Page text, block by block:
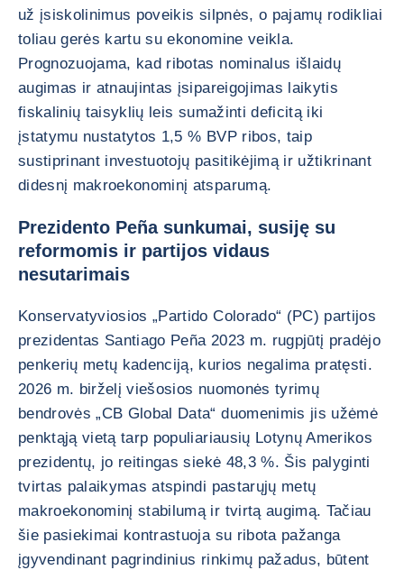
už įsiskolinimus poveikis silpnės, o pajamų rodikliai
toliau gerės kartu su ekonomine veikla.
Prognozuojama, kad ribotas nominalus išlaidų
augimas ir atnaujintas įsipareigojimas laikytis
fiskalinių taisyklių leis sumažinti deficitą iki
įstatymu nustatytos 1,5 % BVP ribos, taip
sustiprinant investuotojų pasitikėjimą ir užtikrinant
didesnį makroekonominį atsparumą.
Prezidento Peña sunkumai, susiję su
reformomis ir partijos vidaus
nesutarimais
Konservatyviosios „Partido Colorado“ (PC) partijos
prezidentas Santiago Peña 2023 m. rugpjūtį pradėjo
penkerių metų kadenciją, kurios negalima pratęsti.
2026 m. birželį viešosios nuomonės tyrimų
bendrovės „CB Global Data“ duomenimis jis užėmė
penktąją vietą tarp populiariausių Lotynų Amerikos
prezidentų, jo reitingas siekė 48,3 %. Šis palyginti
tvirtas palaikymas atspindi pastarųjų metų
makroekonominį stabilumą ir tvirtą augimą. Tačiau
šie pasiekimai kontrastuoja su ribota pažanga
įgyvendinant pagrindinius rinkimų pažadus, būtent